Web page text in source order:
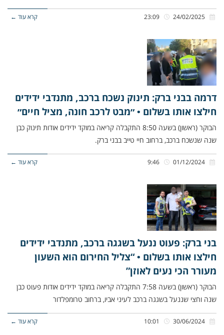
קרא עוד ←
דרמה בבני ברק: תינוק נשכח ברכב, מתנדבי ידידים
חילצו אותו בשלום • ״מבט לרכב חונה, מציל חיים״
הבוקר (ראשון) בשעה 8:50 התקבלה קריאה במוקד ידידים אודות תינוק כבן
שנה שנשכח ברכב, ברחוב חיי טייב בבני ברק.
קרא עוד ←
בני ברק: פעוט ננעל בשגגה ברכב, מתנדבי ידידים
חילצו אותו בשלום • “צליל החירום הוא השעון
מעורר הכי נעים לאוזן”
הבוקר (ראשון) בשעה 7:58 התקבלה קריאה במוקד ידידים אודות פעוט כבן
שנה וחצי שננעל בשגגה ברכב לעיני אביו, ברחוב טרומפלדור
קרא עוד ←